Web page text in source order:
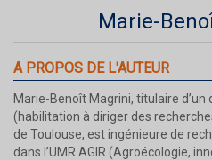
Marie-
A PROPOS DE L'AUTEUR
Marie-Benoît Magrini, titulaire d’un
(habilitation à diriger des
de Toulouse, est ingénieure de
dans l’UMR AGIR (Agroécologie,